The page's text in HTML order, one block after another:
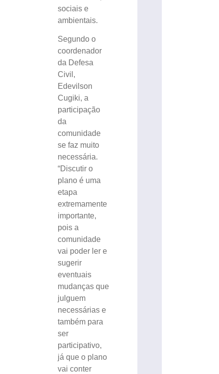
sociais e
ambientais.
Segundo o
coordenador
da Defesa
Civil,
Edevilson
Cugiki, a
participação
da
comunidade
se faz muito
necessária.
“Discutir o
plano é uma
etapa
extremamente
importante,
pois a
comunidade
vai poder ler e
sugerir
eventuais
mudanças que
julguem
necessárias e
também para
ser
participativo,
já que o plano
vai conter